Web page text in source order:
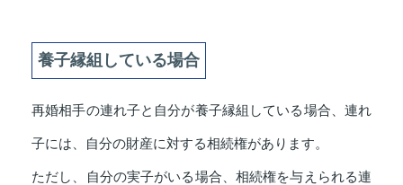
養子縁組している場合
再婚相手の連れ子と自分が養子縁組している場合、連れ
子には、自分の財産に対する相続権があります。
ただし、自分の実子がいる場合、相続権を与えられる連